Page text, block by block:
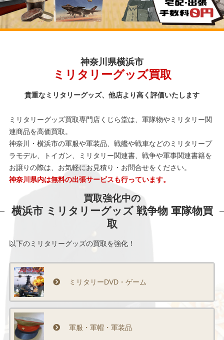
神奈川県横浜市
ミリタリーグッズ買取
貴重なミリタリーグッズ、他店より高く評価いたします
ミリタリーグッズ買取専門店くじら堂は、軍隊物やミリタリー関
連商品を高価買取。
神奈川・横浜市の軍服や軍装品、戦艦や戦車などのミリタリープ
ラモデル、トイガン、ミリタリー関連書、戦争や軍事関連書籍を
お譲りの際は、お気軽にお見積り・お問合せをください。
神奈川県内は無料の出張サービスも行っています。
買取強化中の
横浜市 ミリタリーグッズ 戦争物 軍隊物買
取
以下のミリタリーグッズの買取を強化！
ミリタリーDVD・ゲーム
軍服・軍帽・軍装品